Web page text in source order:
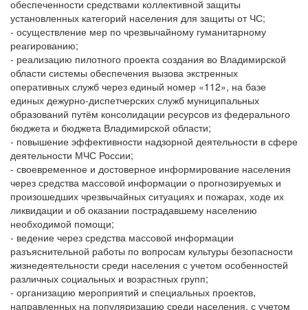
обеспеченности средствами коллективной защиты
установленных категорий населения для защиты от ЧС;
- осуществление мер по чрезвычайному гуманитарному
реагированию;
- реализацию пилотного проекта создания во Владимирской
области системы обеспечения вызова экстренных
оперативных служб через единый номер «112», на базе
единых дежурно-диспетчерских служб муниципальных
образований путём консолидации ресурсов из федерального
бюджета и бюджета Владимирской области;
- повышение эффективности надзорной деятельности в сфере
деятельности МЧС России;
- своевременное и достоверное информирование населения
через средства массовой информации о прогнозируемых и
произошедших чрезвычайных ситуациях и пожарах, ходе их
ликвидации и об оказании пострадавшему населению
необходимой помощи;
- ведение через средства массовой информации
разъяснительной работы по вопросам культуры безопасности
жизнедеятельности среди населения с учетом особенностей
различных социальных и возрастных групп;
- организацию мероприятий и специальных проектов,
направленных на популяризацию среди населения, с учетом